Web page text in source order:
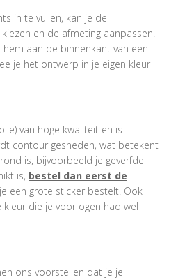
in te vullen, kan je de
en de afmeting aanpassen.
aan de binnenkant van een
je het ontwerp in je eigen kleur
van hoge kwaliteit en is
contour gesneden, wat betekent
is, bijvoorbeeld je geverfde
is, bestel dan eerst de
een grote sticker bestelt. Ook
die je voor ogen had wel
ons voorstellen dat je je